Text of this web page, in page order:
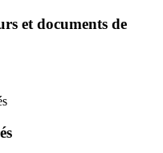
et documents de